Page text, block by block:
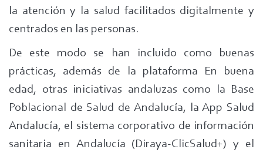
la atención y la salud facilitados digitalmente y
centrados en las personas.
De este modo se han incluido como buenas
prácticas, además de la plataforma En buena
edad, otras iniciativas andaluzas como la Base
Poblacional de Salud de Andalucía, la App Salud
Andalucía, el sistema corporativo de información
sanitaria en Andalucía (Diraya-ClicSalud+) y el